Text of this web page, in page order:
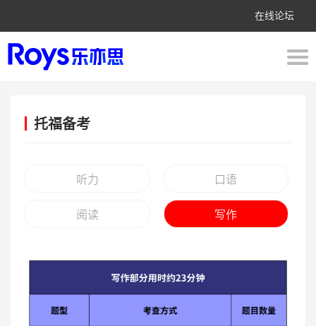
在线论坛
托福备考
听力 口语
阅读 写作